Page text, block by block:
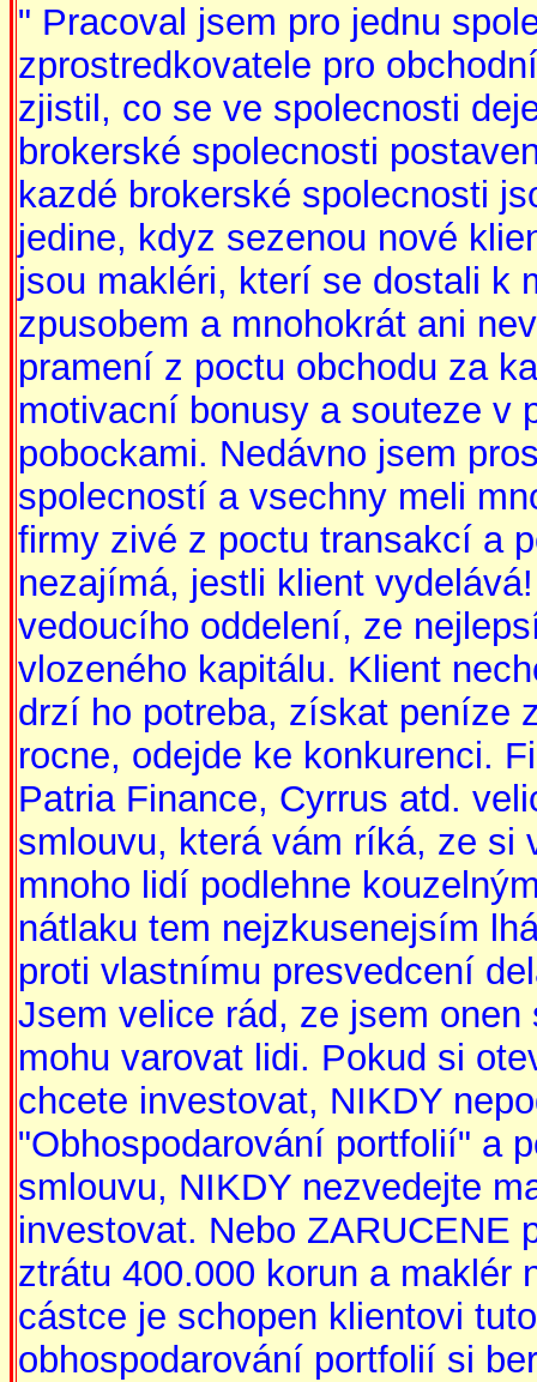
" Pracoval jsem pro jednu
zprostredkovatele pro
zjistil, co se ve spolecnosti
brokerské spolecnosti
kazdé brokerské spolecnosti
jedine, kdyz sezenou nové
jsou makléri, kterí se dostali k
zpusobem a mnohokrát ani
pramení z poctu obchodu za
motivacní bonusy a souteze v
pobockami. Nedávno jsem
spolecností a vsechny meli
firmy zivé z poctu transakcí a
nezajímá, jestli klient
vedoucího oddelení, ze
vlozeného kapitálu. Klient
drzí ho potreba, získat peníze
rocne, odejde ke konkurenci.
Patria Finance, Cyrrus atd.
smlouvu, která vám ríká, ze si
mnoho lidí podlehne
nátlaku tem nejzkusenejsím
proti vlastnímu presvedcení
Jsem velice rád, ze jsem
mohu varovat lidi. Pokud si
chcete investovat, NIKDY
"Obhospodarování portfolií" a
smlouvu, NIKDY nezvedejte
investovat. Nebo ZARUCENE
ztrátu 400.000 korun a maklér
cástce je schopen klientovi
obhospodarování portfolií si